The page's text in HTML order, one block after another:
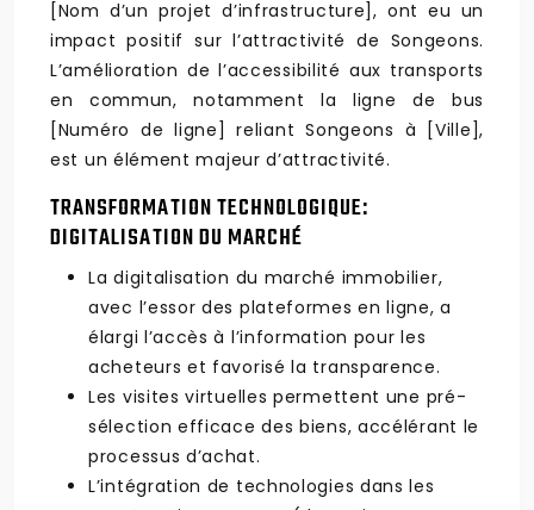
[Nom d’un projet d’infrastructure], ont eu un
impact positif sur l’attractivité de Songeons.
L’amélioration de l’accessibilité aux transports
en commun, notamment la ligne de bus
[Numéro de ligne] reliant Songeons à [Ville],
est un élément majeur d’attractivité.
TRANSFORMATION TECHNOLOGIQUE:
DIGITALISATION DU MARCHÉ
La digitalisation du marché immobilier,
avec l’essor des plateformes en ligne, a
élargi l’accès à l’information pour les
acheteurs et favorisé la transparence.
Les visites virtuelles permettent une pré-
sélection efficace des biens, accélérant le
processus d’achat.
L’intégration de technologies dans les